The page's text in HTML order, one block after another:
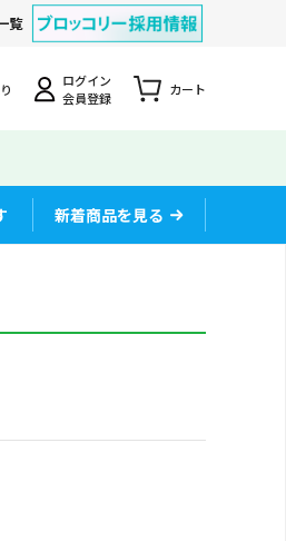
覧
ログイン
会員登録
カート
新着商品を見る